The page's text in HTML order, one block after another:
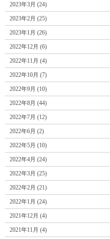
2023年3月 (24)
2023年2月 (25)
2023年1月 (26)
2022年12月 (6)
2022年11月 (4)
2022年10月 (7)
2022年9月 (10)
2022年8月 (44)
2022年7月 (12)
2022年6月 (2)
2022年5月 (10)
2022年4月 (24)
2022年3月 (25)
2022年2月 (21)
2022年1月 (24)
2021年12月 (4)
2021年11月 (4)